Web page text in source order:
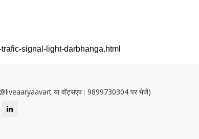
या वॉट्सएप : 9899730304 पर भेजें)